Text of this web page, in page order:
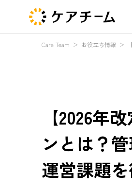
Care Team ＞ お役立ち情報 ＞
【2026年
ンとは？
運営課題